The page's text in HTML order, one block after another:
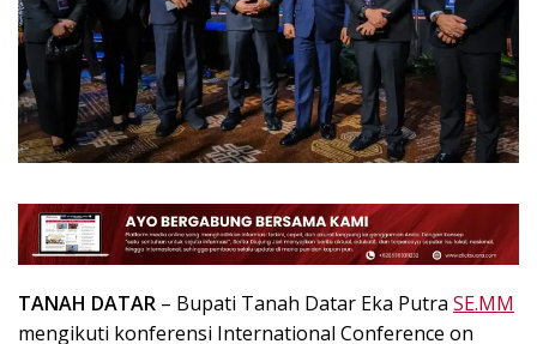
TANAH DATAR – Bupati Tanah Datar Eka Putra SE.MM
mengikuti konferensi International Conference on